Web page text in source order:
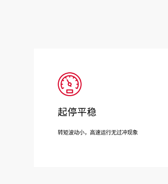
起停平稳
转矩波动小，高速运行无过冲现象